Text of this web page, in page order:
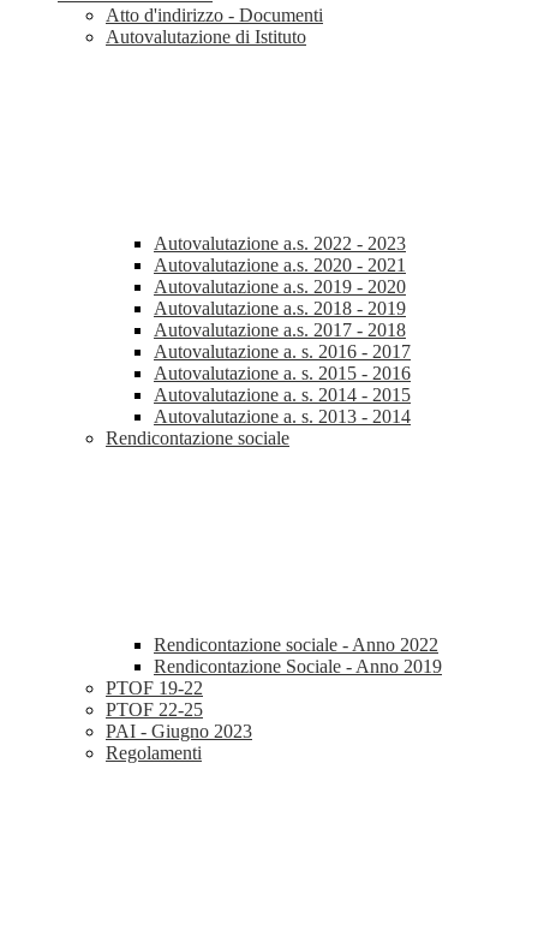
Atto d'indirizzo - Documenti
Autovalutazione di Istituto
Autovalutazione a.s. 2022 - 2023
Autovalutazione a.s. 2020 - 2021
Autovalutazione a.s. 2019 - 2020
Autovalutazione a.s. 2018 - 2019
Autovalutazione a.s. 2017 - 2018
Autovalutazione a. s. 2016 - 2017
Autovalutazione a. s. 2015 - 2016
Autovalutazione a. s. 2014 - 2015
Autovalutazione a. s. 2013 - 2014
Rendicontazione sociale
Rendicontazione sociale - Anno 2022
Rendicontazione Sociale - Anno 2019
PTOF 19-22
PTOF 22-25
PAI - Giugno 2023
Regolamenti